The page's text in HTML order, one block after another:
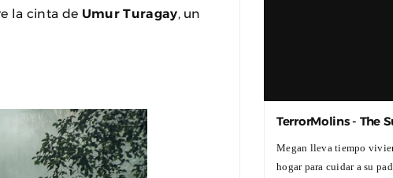
la cinta de Umur Turagay, un
TerrorMolins - The
Megan lleva tiempo
hogar para cuidar a su